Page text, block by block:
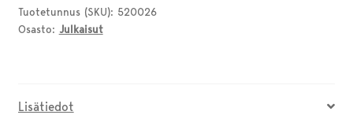
Raidan
värikuvia
Tuotetunnus (SKU): 520026
Osasto: Julkaisut
Lisätiedot